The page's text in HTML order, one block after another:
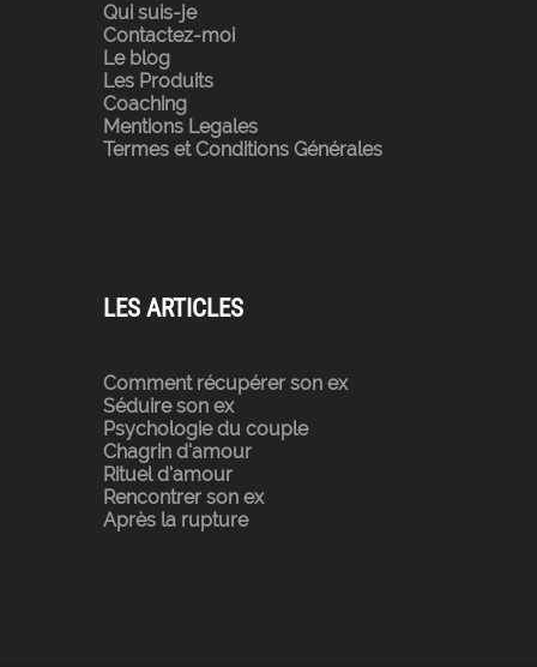
Qui suis-je
Contactez-moi
Le blog
Les Produits
Coaching
Mentions Legales
Termes et Conditions Générales
LES ARTICLES
Comment récupérer son ex
Séduire son ex
Psychologie du couple
Chagrin d'amour
Rituel d'amour
Rencontrer son ex
Après la rupture